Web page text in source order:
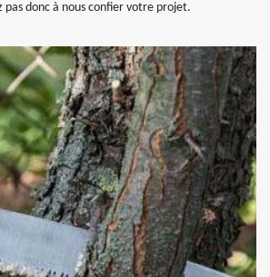
pas donc à nous confier votre projet.